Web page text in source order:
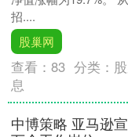
招....
股巢网
查看：83 分类：
息
中博策略 亚马逊